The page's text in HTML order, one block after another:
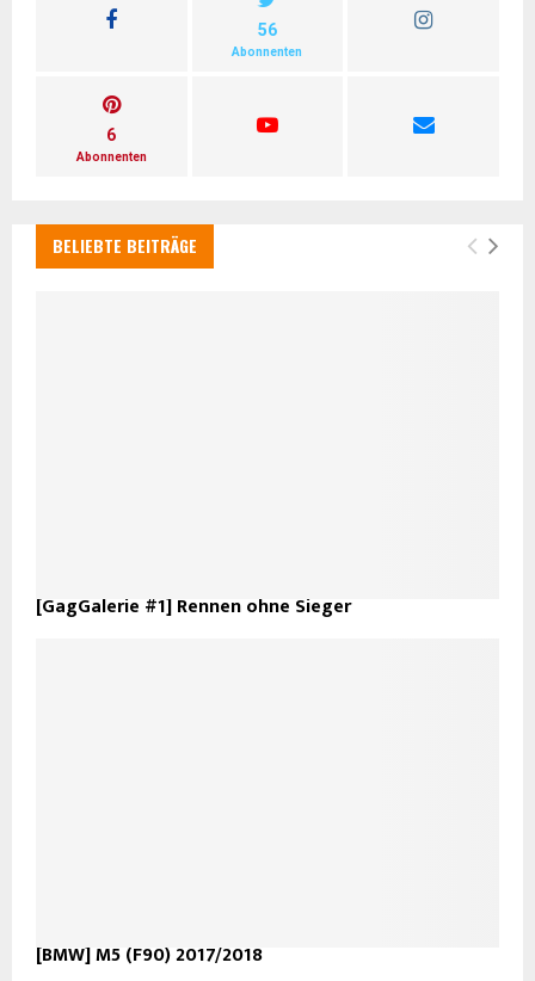
56
Abonnenten
6
Abonnenten
BELIEBTE BEITRÄGE
[GagGalerie #1] Rennen ohne Sieger
[BMW] M5 (F90) 2017/2018